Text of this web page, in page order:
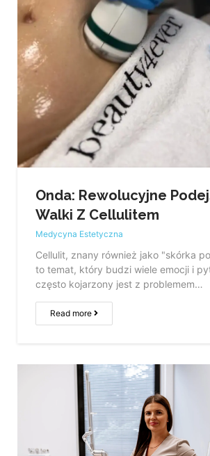
Onda: Rewolucyjne
Walki Z Cellulitem
Medycyna Estetyczna
Cellulit, znany również jako "skórka
to temat, który budzi wiele emocji i
często kojarzony jest z problemem…
Read more